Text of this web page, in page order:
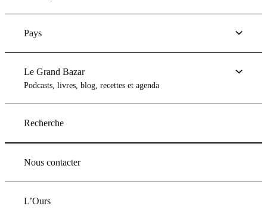
Pays
Le Grand Bazar
Podcasts, livres, blog, recettes et agenda
Recherche
Nous contacter
L’Ours